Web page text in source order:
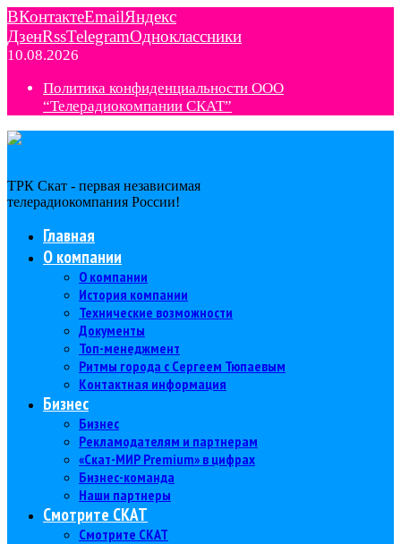
ВКонтактеEmailЯндекс
ДзенRssTelegramОдноклассники
10.08.2026
Политика конфиденциальности ООО
“Телерадиокомпании СКАТ”
ТРК Скат - первая независимая
телерадиокомпания Роcсии!
Главная
О компании
О компании
История компании
Технические возможности
Документы
Топ-менеджмент
Ритмы города с Сергеем Тюпаевым
Контактная информация
Бизнес
Бизнес
Рекламодателям и партнерам
«Скат-МИР Premium» в цифрах
Бизнес-команда
Наши партнеры
Смотрите СКАТ
Смотрите СКАТ